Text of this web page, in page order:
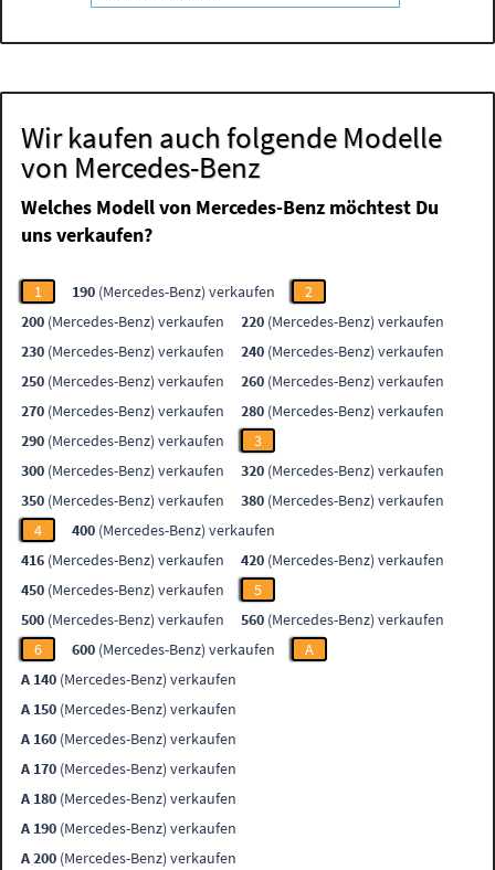
Wir kaufen auch folgende Modelle
von Mercedes-Benz
Welches Modell von Mercedes-Benz möchtest Du
uns verkaufen?
1 190 (Mercedes-Benz) verkaufen
2
200 (Mercedes-Benz) verkaufen 220 (Mercedes-Benz) verkaufen
230 (Mercedes-Benz) verkaufen 240 (Mercedes-Benz) verkaufen
250 (Mercedes-Benz) verkaufen 260 (Mercedes-Benz) verkaufen
270 (Mercedes-Benz) verkaufen 280 (Mercedes-Benz) verkaufen
290 (Mercedes-Benz) verkaufen
3
300 (Mercedes-Benz) verkaufen 320 (Mercedes-Benz) verkaufen
350 (Mercedes-Benz) verkaufen 380 (Mercedes-Benz) verkaufen
4
400 (Mercedes-Benz) verkaufen
416 (Mercedes-Benz) verkaufen 420 (Mercedes-Benz) verkaufen
450 (Mercedes-Benz) verkaufen
5
500 (Mercedes-Benz) verkaufen 560 (Mercedes-Benz) verkaufen
6
600 (Mercedes-Benz) verkaufen
A
A 140 (Mercedes-Benz) verkaufen
A 150 (Mercedes-Benz) verkaufen
A 160 (Mercedes-Benz) verkaufen
A 170 (Mercedes-Benz) verkaufen
A 180 (Mercedes-Benz) verkaufen
A 190 (Mercedes-Benz) verkaufen
A 200 (Mercedes-Benz) verkaufen